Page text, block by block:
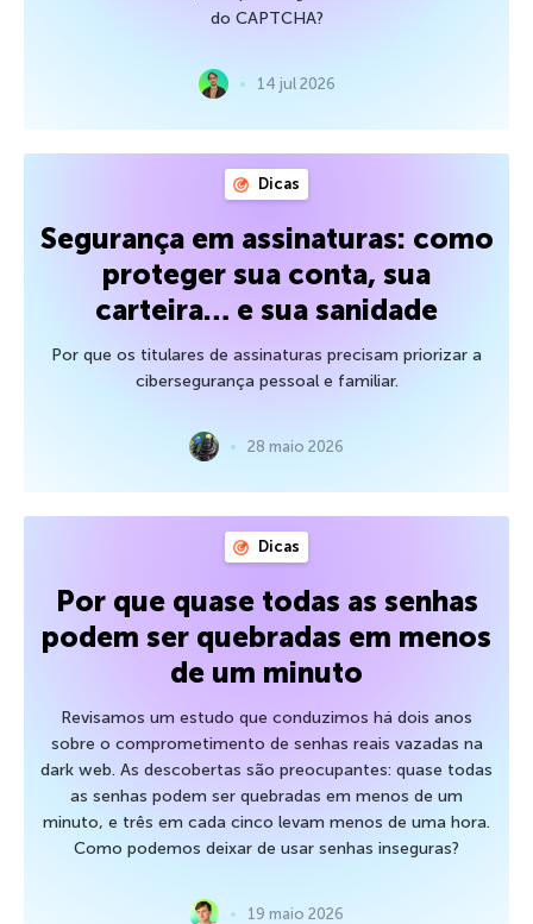
do CAPTCHA?
14 jul 2026
Dicas
Segurança em assinaturas: como
proteger sua conta, sua
carteira… e sua sanidade
Por que os titulares de assinaturas precisam priorizar a
cibersegurança pessoal e familiar.
28 maio 2026
Dicas
Por que quase todas as senhas
podem ser quebradas em menos
de um minuto
Revisamos um estudo que conduzimos há dois anos
sobre o comprometimento de senhas reais vazadas na
dark web. As descobertas são preocupantes: quase todas
as senhas podem ser quebradas em menos de um
minuto, e três em cada cinco levam menos de uma hora.
Como podemos deixar de usar senhas inseguras?
19 maio 2026